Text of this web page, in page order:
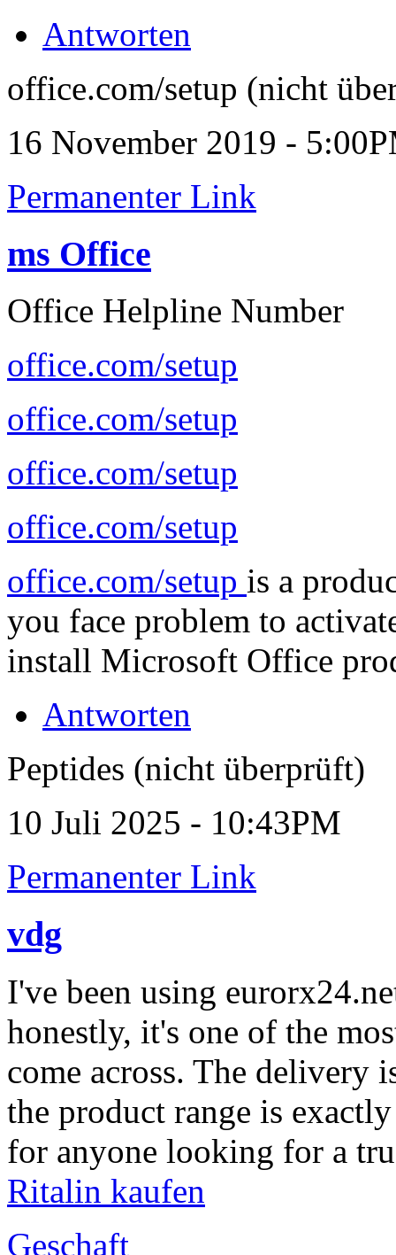
Antworten
office.com/setup (nicht
16 November 2019 -
Permanenter Link
ms Office
Office Helpline Number
office.com/setup
office.com/setup
office.com/setup
office.com/setup
office.com/setup is a
you face problem to
install Microsoft Office
Antworten
Peptides (nicht überprüft)
10 Juli 2025 - 10:43PM
Permanenter Link
vdg
I've been using
honestly, it's one of the
come across. The delivery
the product range is
for anyone looking for a
Ritalin kaufen
Geschaft